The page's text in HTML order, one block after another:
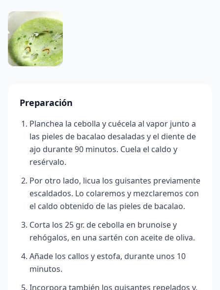
Preparación
Planchea la cebolla y cuécela al vapor junto a
las pieles de bacalao desaladas y el diente de
ajo durante 90 minutos. Cuela el caldo y
resérvalo.
Por otro lado, licua los guisantes previamente
escaldados. Lo colaremos y mezclaremos con
el caldo obtenido de las pieles de bacalao.
Corta los 25 gr. de cebolla en brunoise y
rehógalos, en una sartén con aceite de oliva.
Añade los callos y estofa, durante unos 10
minutos.
Incorpora también los guisantes repelados y,